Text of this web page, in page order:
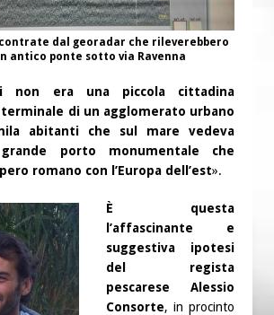
dal georadar che rileverebbero
antico ponte sotto via Ravenna
non era una piccola cittadina
di un agglomerato urbano
abitanti che sul mare vedeva
porto monumentale che
romano con l’Europa dell’est».
È questa
l’affascinante e
suggestiva ipotesi
del regista
pescarese Alessio
Consorte, in procinto